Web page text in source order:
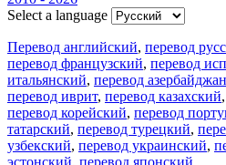
Select a language
Перевод английский, перевод
перевод французский, перевод
итальянский, перевод
перевод иврит, перевод казахский,
перевод корейский, перевод
татарский, перевод турецкий,
узбекский, перевод украинский,
эстонский, перевод японский